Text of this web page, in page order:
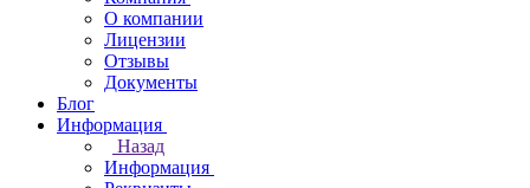
О компании
Лицензии
Отзывы
Документы
Блог
Информация
Назад
Информация